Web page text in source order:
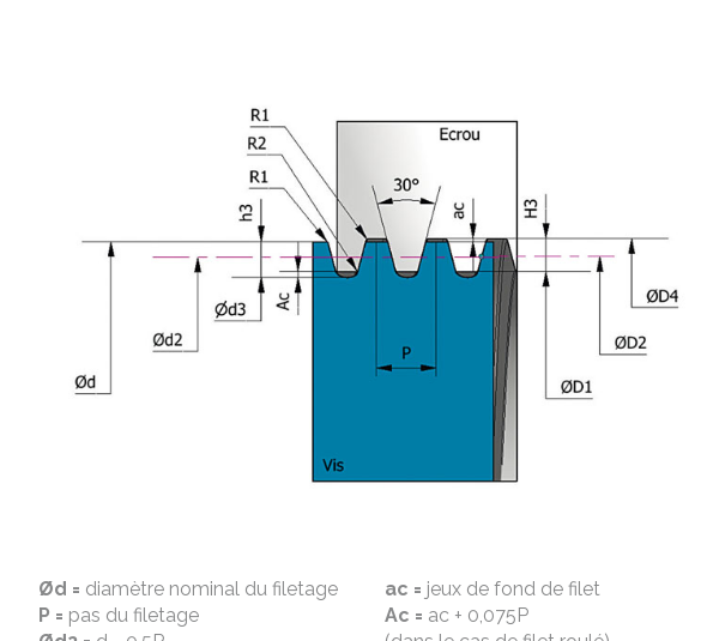
Ød = diamètre nominal du filetage
P = pas du filetage
ac = jeux de fond de filet
Ac = ac + 0,075P